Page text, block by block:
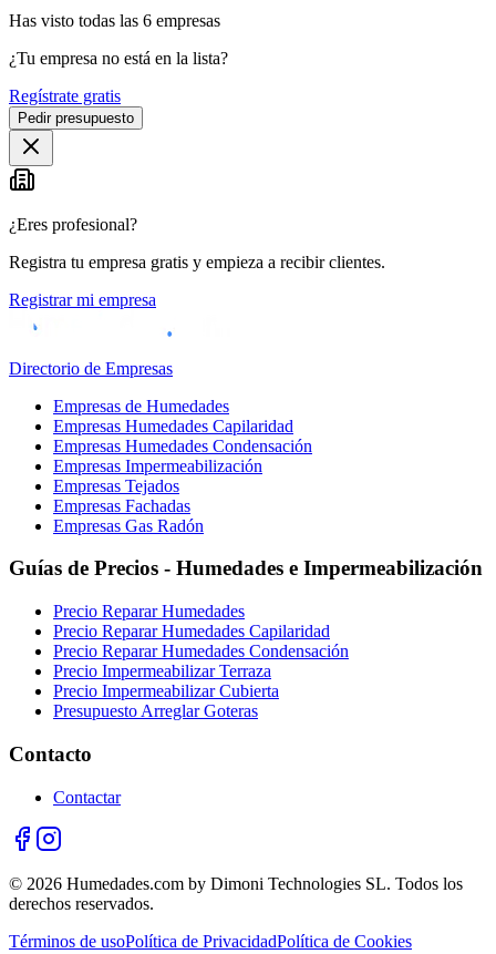
Has visto todas las 6 empresas
¿Tu empresa no está en la lista?
Regístrate gratis
Pedir presupuesto
¿Eres profesional?
Registra tu empresa gratis y empieza a recibir clientes.
Registrar mi empresa
Directorio de Empresas
Empresas de Humedades
Empresas Humedades Capilaridad
Empresas Humedades Condensación
Empresas Impermeabilización
Empresas Tejados
Empresas Fachadas
Empresas Gas Radón
Guías de Precios - Humedades e Impermeabilización
Precio Reparar Humedades
Precio Reparar Humedades Capilaridad
Precio Reparar Humedades Condensación
Precio Impermeabilizar Terraza
Precio Impermeabilizar Cubierta
Presupuesto Arreglar Goteras
Contacto
Contactar
© 2026 Humedades.com by Dimoni Technologies SL. Todos los
derechos reservados.
Términos de usoPolítica de PrivacidadPolítica de Cookies